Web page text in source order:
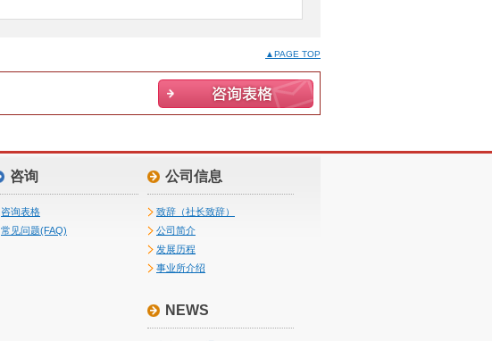
▲PAGE TOP
咨询
咨询表格
常见问题(FAQ)
公司信息
致辞（社长致辞）
公司简介
发展历程
事业所介绍
NEWS